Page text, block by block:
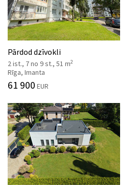
Pārdod dzīvokli
2 ist., 7 no 9 st., 51 m2
Rīga, Imanta
61 900 EUR